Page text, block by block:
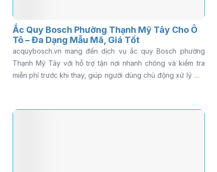
Ắc Quy Bosch Phường Thạnh Mỹ Tây Cho Ô
Tô – Đa Dạng Mẫu Mã, Giá Tốt
acquybosch.vn mang đến dịch vụ ắc quy Bosch phường
Thạnh Mỹ Tây với hỗ trợ tận nơi nhanh chóng và kiểm tra
miễn phí trước khi thay, giúp người dùng chủ động xử lý mọi
Đọc ngay bài viết để tìm hiểu chi tiết và chọn giải pháp phù